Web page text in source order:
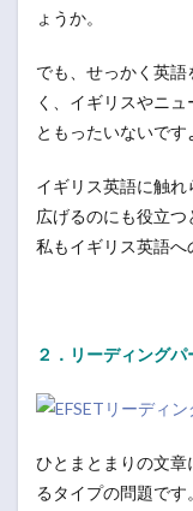
ょうか。
でも、せっかく英
く、イギリスやニ
ともったいないです
イギリス英語に触れ
広げるのにも役立つ
私もイギリス英語へ
２．リーディングパ
ひとまとまりの文
るタイプの問題です。